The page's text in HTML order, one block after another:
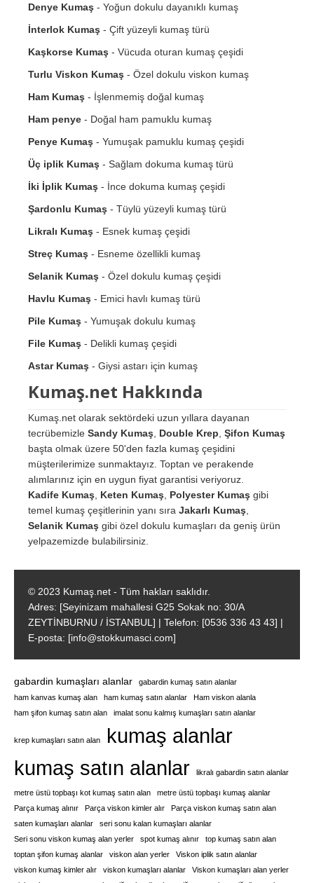
Denye Kumaş - Yoğun dokulu dayanıklı kumaş
İnterlok Kumaş - Çift yüzeyli kumaş türü
Kaşkorse Kumaş - Vücuda oturan kumaş çeşidi
Turlu Viskon Kumaş - Özel dokulu viskon kumaş
Ham Kumaş - İşlenmemiş doğal kumaş
Ham penye - Doğal ham pamuklu kumaş
Penye Kumaş - Yumuşak pamuklu kumaş çeşidi
Üç iplik Kumaş - Sağlam dokuma kumaş türü
İki İplik Kumaş - İnce dokuma kumaş çeşidi
Şardonlu Kumaş - Tüylü yüzeyli kumaş türü
Likralı Kumaş - Esnek kumaş çeşidi
Streç Kumaş - Esneme özellikli kumaş
Selanik Kumaş - Özel dokulu kumaş çeşidi
Havlu Kumaş - Emici havlı kumaş türü
Pile Kumaş - Yumuşak dokulu kumaş
File Kumaş - Delikli kumaş çeşidi
Astar Kumaş - Giysi astarı için kumaş
Kumaş.net Hakkında
Kumaş.net olarak sektördeki uzun yıllara dayanan
tecrübemizleSandy Kumaş Double Krep ,Şifon Kumaş
başta olmak üzere 50'den fazla kumaş çeşidini
müşterilerimize sunmaktayız. Toptan ve perakende
alımlarınız için en uygun fiyat garantisi veriyoruz.
Kadife Kumaş
Keten Kumaş Polyester Kumaş gibi
temel kumaş çeşitlerinin yanı sıraJakarlı Kumaş
Selanik Kumaş gibi özel dokulu kumaşları da geniş ürün
yelpazemizde bulabilirsiniz.
© 2023 Kumaş.net - Tüm hakları saklıdır.
Adres: [Seyinizam mahallesi G25 Sokak no: 30/A
ZEYTİNBURNU / İSTANBUL] | Telefon: [0536 336 43 43] |
E-posta: [info@stokkumasci.com]
gabardin kumaşları alanlar
gabardin kumaş satın alanlar
ham kanvas kumaş alan
ham kumaş satın alanlar
Ham viskon alanla
ham şifon kumaş satın alan
imalat sonu kalmış kumaşları satın alanlar
krep kumaşları satın alan
kumaş alanlar
kumaş satın alanlar
likralı gabardin satın alanlar
metre üstü topbaşı kot kumaş satın alan
metre üstü topbaşı kumaş alanlar
Parça kumaş alınır
Parça viskon kimler alır
Parça viskon kumaş satın alan
saten kumaşları alanlar
seri sonu kalan kumaşları alanlar
Seri sonu viskon kumaş alan yerler
spot kumaş alınır
top kumaş satın alan
toptan şifon kumaş alanlar
viskon alan yerler
Viskon iplik satın alanlar
viskon kumaş kimler alır
viskon kumaşları alanlar
Viskon kumaşları alan yerler